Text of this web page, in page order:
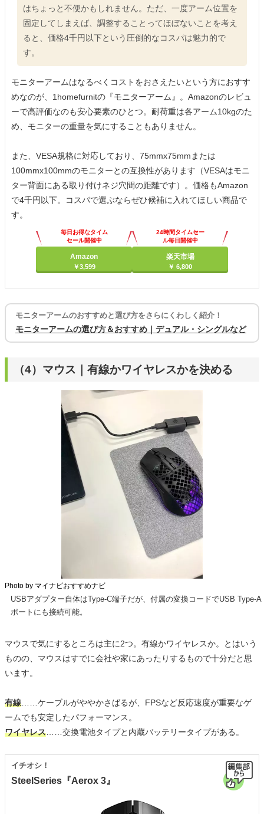
はちょっと不便かもしれません。ただ、一度アーム位置を
固定してしまえば、調整することってほぼないことを考え
ると、価格4千円以下という圧倒的なコスパは魅力的で
す。
モニターアームはなるべくコストをおさえたいという方におすす
めなのが、1homefurnitの『モニターアーム』。Amazonのレビュ
ーで高評価なのも安心要素のひとつ。耐荷重は各アーム10kgのた
め、モニターの重量を気にすることもありません。
また、VESA規格に対応しており、75mmx75mmまたは
100mmx100mmのモニターとの互換性があります（VESAはモニ
ター背面にある取り付けネジ穴間の距離です）。価格もAmazon
で4千円以下。コスパで選ぶならぜひ候補に入れてほしい商品で
す。
毎日お得なタイム
セール開催中
Amazon
￥3,599
24時間タイムセー
ル毎日開催中
楽天市場
￥ 6,800
モニターアームのおすすめと選び方をさらにくわしく紹介！
モニターアームの選び方＆おすすめ｜デュアル・シングルなど
（4）マウス｜有線かワイヤレスかを決める
Photo by マイナビおすすめナビ
USBアダプター自体はType-C端子だが、付属の変換コードでUSB Type-A
ポートにも接続可能。
マウスで気にするところは主に2つ。有線かワイヤレスか。とはいう
ものの、マウスはすでに会社や家にあったりするもので十分だと思
います。
有線 ……ケーブルがややかさばるが、FPSなど反応速度が重要なゲ
ームでも安定したパフォーマンス。
ワイヤレス ……交換電池タイプと内蔵バッテリータイプがある。
SteelSeries『Aerox 3』
イチオシ！